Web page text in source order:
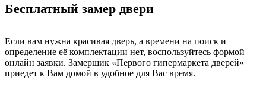
матовое
Бесплатный замер двери
Если вам нужна красивая дверь, а времени на поиск и
определение её комплектации нет, воспользуйтесь формой
онлайн заявки. Замерщик «Первого гипермаркета дверей»
приедет к Вам домой в удобное для Вас время.